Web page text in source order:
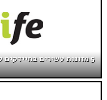
5 מזונות עשירים בחיידקים טובים שמומלץ להוסיף לתפריט